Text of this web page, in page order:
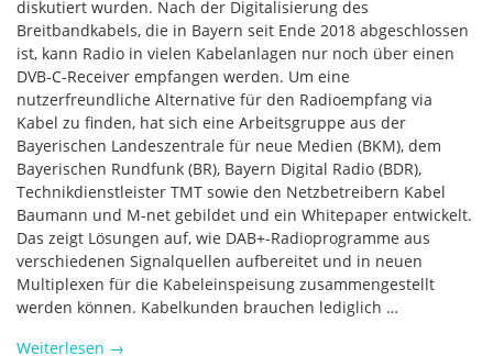
diskutiert wurden. Nach der Digitalisierung des
Breitbandkabels, die in Bayern seit Ende 2018 abgeschlossen
ist, kann Radio in vielen Kabelanlagen nur noch über einen
DVB-C-Receiver empfangen werden. Um eine
nutzerfreundliche Alternative für den Radioempfang via
Kabel zu finden, hat sich eine Arbeitsgruppe aus der
Bayerischen Landeszentrale für neue Medien (BKM), dem
Bayerischen Rundfunk (BR), Bayern Digital Radio (BDR),
Technikdienstleister TMT sowie den Netzbetreibern Kabel
Baumann und M-net gebildet und ein Whitepaper entwickelt.
Das zeigt Lösungen auf, wie DAB+-Radioprogramme aus
verschiedenen Signalquellen aufbereitet und in neuen
Multiplexen für die Kabeleinspeisung zusammengestellt
werden können. Kabelkunden brauchen lediglich …
Weiterlesen →